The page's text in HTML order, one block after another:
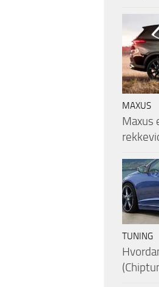
MAXUS
Maxus
TUNING